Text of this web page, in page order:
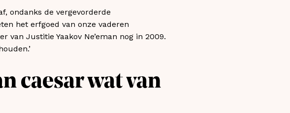
ondanks de vergevorderde
het erfgoed van onze vaderen
van Justitie Yaakov Ne’eman nog in 2009.
caesar wat van